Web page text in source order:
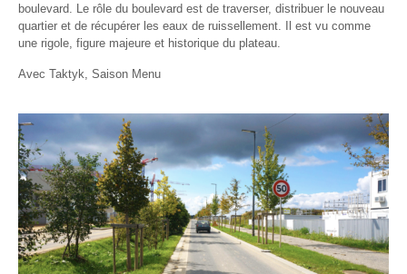
boulevard. Le rôle du boulevard est de traverser, distribuer le nouveau
quartier et de récupérer les eaux de ruissellement. Il est vu comme
une rigole, figure majeure et historique du plateau.
Avec Taktyk, Saison Menu